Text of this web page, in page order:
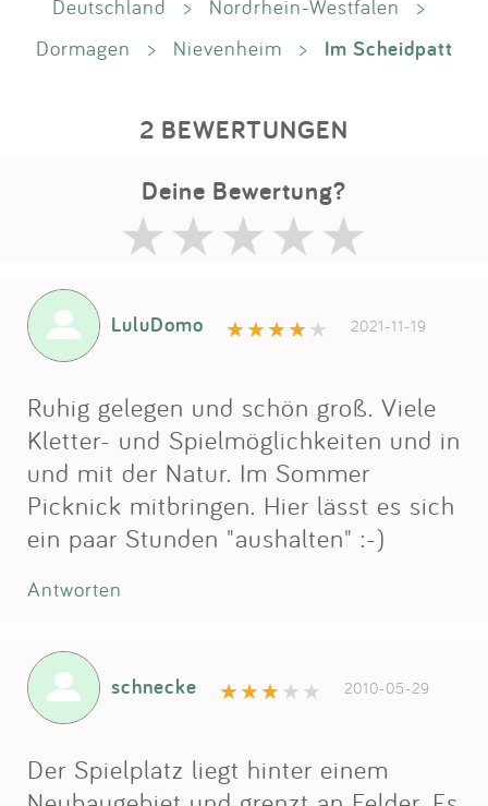
Deutschland > Nordrhein-Westfalen
>
Dormagen
> Nievenheim > Im Scheidpatt
2 BEWERTUNGEN
Deine Bewertung?
LuluDomo 2021-11-19
Ruhig gelegen und schön groß. Viele
Kletter- und Spielmöglichkeiten und in
und mit der Natur. Im Sommer
Picknick mitbringen. Hier lässt es sich
ein paar Stunden "aushalten" :-)
Antworten
schnecke 2010-05-29
Der Spielplatz liegt hinter einem